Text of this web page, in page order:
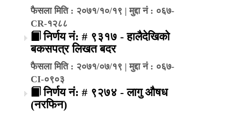
फैसला मिति : २०७१/१०/१९ | मुद्दा नं : ०६७-
CR-१२८८
निर्णय नं: # ९३१७ - हालैदेखिको
बकसपत्र लिखत बदर
फैसला मिति : २०७१/०७/१९ | मुद्दा नं : ०६७-
CI-०९०३
निर्णय नं: # ९२७४ - लागु औषध
(नरफिन)